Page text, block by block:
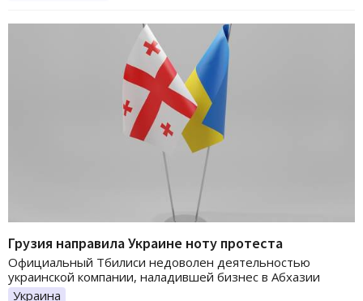
Грузия направила Украине ноту протеста
Официальный Тбилиси недоволен деятельностью
украинской компании, наладившей бизнес в Абхазии
Украина